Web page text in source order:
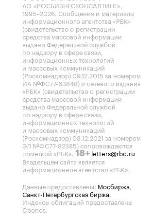
АО «РОСБИЗНЕСКОНСАЛТИНГ»,
1995–2026. Сообщения и материалы
информационного агентства «РБК»
(свидетельство о регистрации
средства массовой информации
выдано Федеральной службой
по надзору в сфере связи,
информационных технологий
и массовых коммуникаций
(Роскомнадзор) 09.12.2015 за номером
ИА №ФС77-63848) и сетевого издания
«РБК» (свидетельство о регистрации
средства массовой информации
выдано Федеральной службой
по надзору в сфере связи,
информационных технологий
и массовых коммуникаций
(Роскомнадзор) 03.12.2021 за номером
ЭЛ №ФС77-82385) сопровождаются
пометкой «РБК». 18+ letters@rbc.ru
Владельцем сайта является
информационное агентство «РБК».
Данные предоставлены: Мосбиржа,
Санкт-Петербургская биржа.
Индексы облигаций предоставлены
Cbonds.